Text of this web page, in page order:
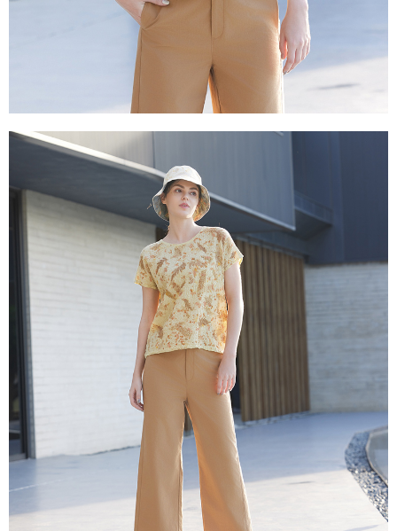
1.初回 AFTEEを ご利用の際に、認証結果及び当社の審査の結果に基づ
き、限度額が設定されます。
2.決済金額は最低NT$20です。
3.現在、台湾の会員のみご利用いただけます。
三、利用規約「AFTEE代金後払い」（以下当サービスという）はネットプ
ロテクションズ（以下 AFTEE という）が提供し、AFTEEが代金を徴収し
の氏名、電話番号、受取人の氏名、電話番号、受取人住所を含むがこれに
限らない）は、AFTEEに渡され当サービスで必要な範囲内で利用されま
す。AFTEEの個人情報の収集、処理、利用について、詳細はAFTEE公式ホ
ームページの『個人情報の収集、処理及び利用に関する声明』をご参照く
ださい（https://aftee.tw/privacypolicy/）。
AFTEEの初回ご利用の際に、審査を通過すれば、最高額がNT$10,000にな
ります。支払い期限を過ぎた場合、その金額に基づいて年利20%の遅延滞
納金が加算されます。未成年の利用者は、事前に法定代理人または後見人
の同意を得ればAFTEEをご利用いただけます。
個人情報の処理、利用について疑問がある、または関連する法律の権利を
行使したい場合は、ネットプロテクションズ
cs_tw@netprotections.co.jp
にご連絡ください。上記に示した個人情報を、必要な購入注文書とあわせ
てAFTEEにご提供いただく、またはAFTEEにあなたの個人情報の収集、処
理、利用を許可することににご同意いただけない場合は、当サービスを選
択しないでください。
配送毎にNT$100、NT$2,000以上で送料無料